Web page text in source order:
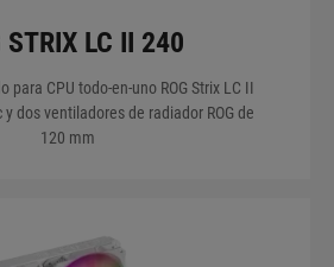
STRIX LC II 240
para CPU todo-en-uno ROG Strix LC II
y dos ventiladores de radiador ROG de
120 mm